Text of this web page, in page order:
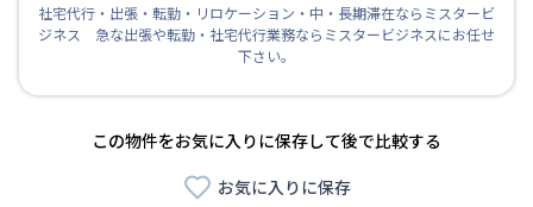
社宅代行・出張・転勤・リロケーション・中・長期滞在ならミスタービ
ジネス 急な出張や転勤・社宅代行業務ならミスタービジネスにお任せ
下さい。
この物件をお気に入りに保存して後で比較する
お気に入りに保存